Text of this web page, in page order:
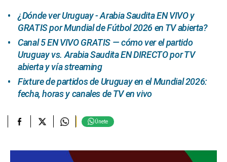
¿Dónde ver Uruguay - Arabia Saudita EN VIVO y
GRATIS por Mundial de Fútbol 2026 en TV abierta?
Canal 5 EN VIVO GRATIS — cómo ver el partido
Uruguay vs. Arabia Saudita EN DIRECTO por TV
abierta y vía streaming
Fixture de partidos de Uruguay en el Mundial 2026:
fecha, horas y canales de TV en vivo
Únete